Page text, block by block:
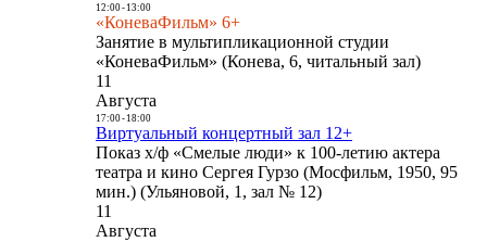
12:00- 13:00
«КоневаФильм» 6+
Занятие в мультипликационной студии
«КоневаФильм» (Конева, 6, читальный зал)
11
Августа
17:00- 18:00
Виртуальный концертный зал 12+
Показ х/ф «Смелые люди» к 100-летию актера
театра и кино Сергея Гурзо (Мосфильм, 1950, 95
мин.) (Ульяновой, 1, зал № 12)
11
Августа